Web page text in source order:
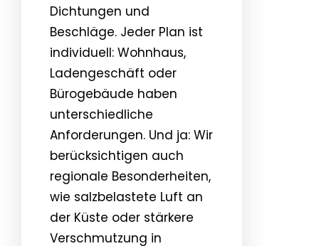
Dichtungen und
Beschläge. Jeder Plan ist
individuell: Wohnhaus,
Ladengeschäft oder
Bürogebäude haben
unterschiedliche
Anforderungen. Und ja: Wir
berücksichtigen auch
regionale Besonderheiten,
wie salzbelastete Luft an
der Küste oder stärkere
Verschmutzung in